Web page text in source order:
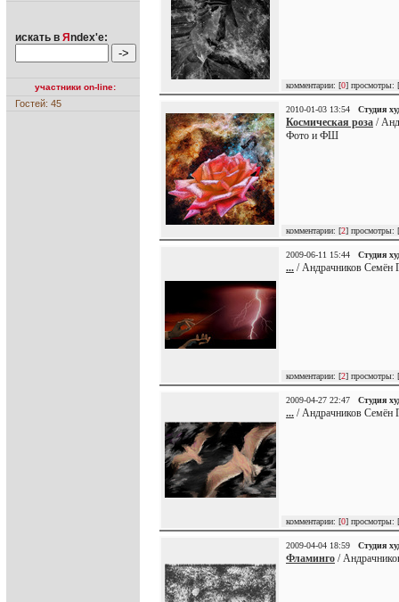
искать в Я ndex'е:
участники on-line:
Гостей: 45
комментарии: [0] просмотры: [
2010-01-03 13:54 Студия
Космическая роза /
Фото и ФШ
комментарии: [2] просмотры: [
2009-06-11 15:44 Студия
... / Андрачников Семён
комментарии: [2] просмотры: [
2009-04-27 22:47 Студия
... / Андрачников Семён
комментарии: [0] просмотры: [
2009-04-04 18:59 Студия
Фламинго /